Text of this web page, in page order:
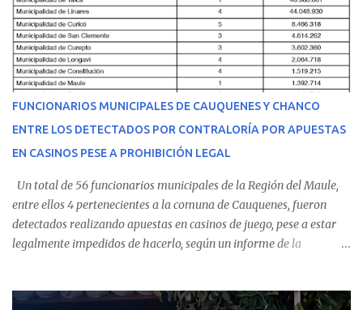
Regional de Talca y dado la urgencia la ambulancia partió hacia
Talca con escolta de Carabineros. En medio del traslado, el
estudiante de medicina de 25 años, se agravó y pese a los esfuerzos
del personal de emergencia terminó falleciendo, sin alcanzar a
recibir atención especializada en el centro de destino. Apenas se
conoció la gravedad de su condición, sus padres —residentes en
Villarrica— se trasladaron a Cauquenes con la esperanza de una
evolución favorable. No obstante, alrededo...
FUNCIONARIOS MUNICIPALES DE CAUQUENES Y CHANCO
ENTRE LOS DETECTADOS POR CONTRALORÍA POR APUESTAS
EN CASINOS PESE A PROHIBICIÓN LEGAL
Un total de 56 funcionarios municipales de la Región del Maule,
entre ellos 4 pertenecientes a la comuna de Cauquenes, fueron
detectados realizando apuestas en casinos de juego, pese a estar
legalmente impedidos de hacerlo, según un informe de la
estableció que estos funcionarios —quienes administran o